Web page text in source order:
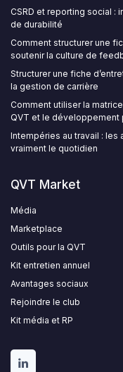
CSRD et reporting social :
de durabilité
Comment structurer une
soutenir la culture de
Structurer une fiche
la gestion de carrière
Comment utiliser la
QVT et le développement
Intempéries au travail :
vraiment le quotidien
QVT Market
Média
Marketplace
Outils pour la QVT
Kit entretien annuel
Avantages sociaux
Rejoindre le club
Kit média et RP